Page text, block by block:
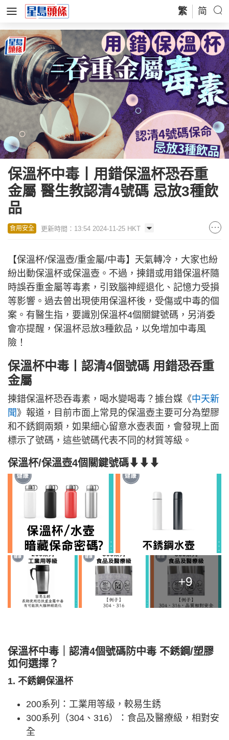
繁 简
保溫杯中毒丨用錯保溫杯恐吞重
金屬 醫生教認清4號碼 忌放3種飲
品
食用安全 更新時間：13:54 2024-11-25 HKT
【保溫杯/保溫壺/重金屬/中毒】天氣轉冷，大家也紛
紛出動保溫杯或保溫壺。不過，揀錯或用錯保溫杯隨
時誤吞重金屬等毒素，引致腦神經退化、記憶力受損
等影響。過去曾出現使用保溫杯後，受傷或中毒的個
案。有醫生指，要識別保溫杯4個關鍵號碼，另消委
會亦提醒，保溫杯忌放3種飲品，以免增加中毒風
險！
保溫杯中毒丨認清4個號碼 用錯恐吞重
金屬
揀錯保溫杯恐吞毒素，喝水變喝毒？據台媒《中天新
聞》報道，目前市面上常見的保溫壺主要可分為塑膠
和不銹鋼兩類，如果細心留意水壺表面，會發現上面
標示了號碼，這些號碼代表不同的材質等級。
保溫杯/保溫壺4個關鍵號碼⬇⬇⬇
+9
保溫杯中毒｜認清4個號碼防中毒 不銹鋼/塑膠
如何選擇？
1. 不銹鋼保溫杯
200系列：工業用等級，較易生銹
300系列（304、316）：食品及醫療級，相對安
全